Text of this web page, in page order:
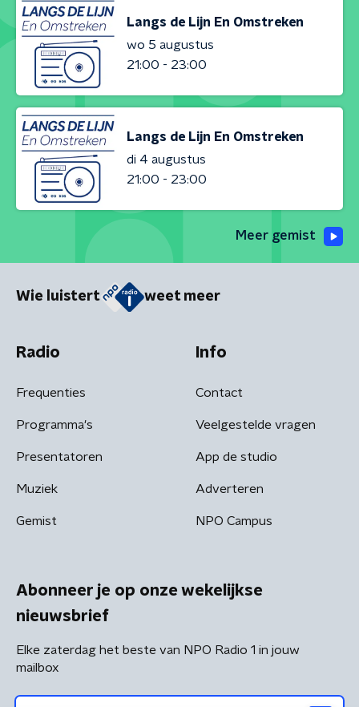
Langs de Lijn En Omstreken
wo 5 augustus
21:00 - 23:00
Langs de Lijn En Omstreken
di 4 augustus
21:00 - 23:00
Meer gemist
Wie luistert weet meer
Radio
Frequenties
Programma's
Presentatoren
Muziek
Gemist
Info
Contact
Veelgestelde vragen
App de studio
Adverteren
NPO Campus
Abonneer je op onze wekelijkse
nieuwsbrief
Elke zaterdag het beste van NPO Radio 1 in jouw
mailbox